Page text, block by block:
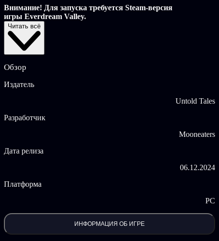
Внимание! Для запуска требуется Steam-версия
игры Everdream Valley.
DLC
Family Time
Долину такой особенной — семейных связей, творчества и
уютных моментов.
Погрузитесь в новые истории и постройте более крепкую
для более масштабного проекта после украшения вашего
что вы сделали для своего убежища, и теперь пришло
Новые сюжетные задания:
Ваши родители приехали в
приключений на ферме!
кролики, птицы, насекомые и новые
Новые растения и мебель:10 новых видов растений
(деревья, овощи, цветы, кустарники) и более 20 новых
Читать всё
Обзор
Издатель
Untold Tales
Разработчик
Mooneaters
Дата релиза
06.12.2024
Платформа
PC
ИНФОРМАЦИЯ ОБ ИГРЕ